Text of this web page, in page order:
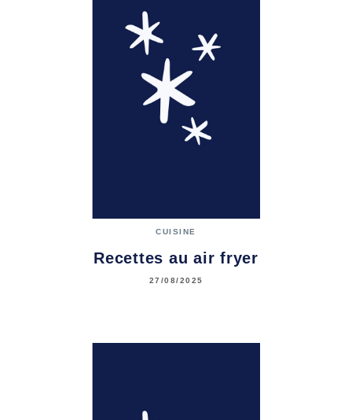
CUISINE
Recettes au air fryer
27/08/2025